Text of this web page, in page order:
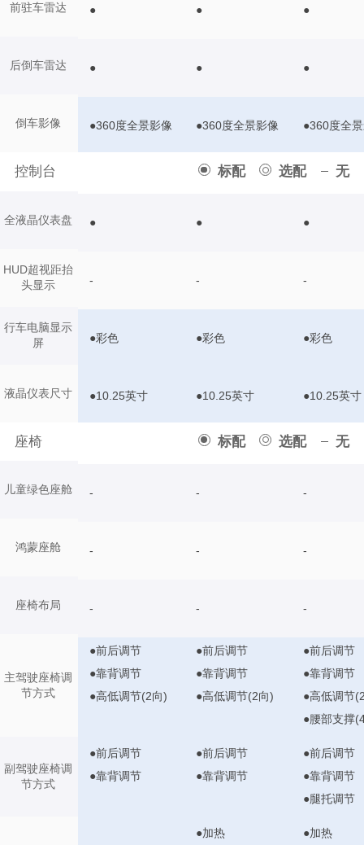
前驻车雷达
后倒车雷达
倒车影像
控制台 标配 选配 无
全液晶仪表盘
HUD超视距抬
头显示
行车电脑显示
屏
液晶仪表尺寸
座椅 标配 选配 无
儿童绿色座舱
鸿蒙座舱
座椅布局
主驾驶座椅调
节方式
副驾驶座椅调
节方式
● ● ●
● ● ●
●360度全景影像 ●360度全景影像 ●360度全
● ● ●
- - -
●彩色 ●彩色 ●彩色
●10.25英寸 ●10.25英寸 ●10.25英寸
- - -
- - -
- - -
●前后调节
●靠背调节
●高低调节(2向)
●前后调节
●靠背调节
●高低调节(2向)
●前后调节
●靠背调节
●高低调节
●腰部支撑
●前后调节
●靠背调节
●前后调节
●靠背调节
●前后调节
●靠背调节
●腿托调节
●加热
●加热